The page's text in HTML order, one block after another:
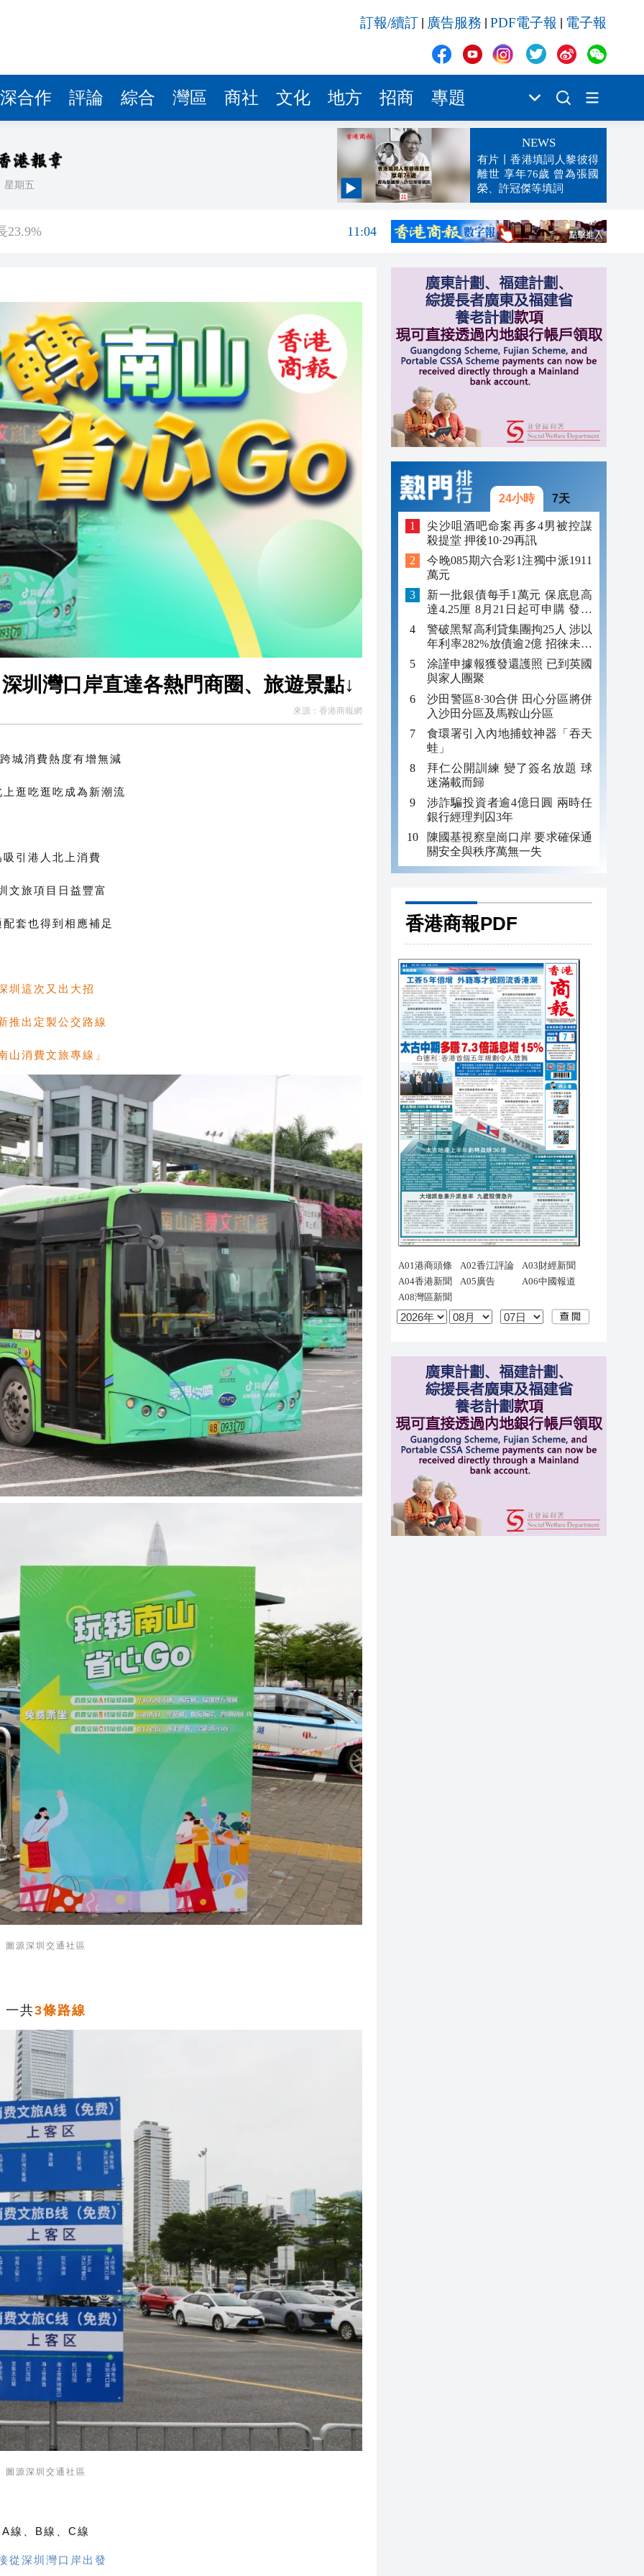
訂報/續訂 廣告服務 PDF電子報 電子報
合作 評論 綜合 灣區 商社 文化 地方 招商 專題
星期五
NEWS
有片丨香港填詞人黎彼得
離世 享年76歲 曾為張國
榮、許冠傑等填詞
支持香港成為黃金交易中心
報告公開 火災或為未熄滅煙頭引發
格塞思
遷至新大樓
可攜帶核彈頭
議加強互聯互通
圳灣口岸直達各熱門商圈、旅遊景點↓
來源： 香港商報網
城消費熱度有增無減
上逛吃逛吃成為新潮流
吸引港人北上消費
文旅項目日益豐富
配套也得到相應補足
圳這次又出大招
推出定製公交路線
山消費文旅專線」
圖源深圳交通社區
一共3條路線
圖源深圳交通社區
A線、B線、C線
從深圳灣口岸出發
24小時 7天
尖沙咀酒吧命案再多4男被控謀
殺提堂 押後10·29再訊
今晚085期六合彩1注獨中派1911
萬元
新一批銀債每手1萬元 保底息高
達4.25厘 8月21日起可申購 發行
金額最多550億
警破黑幫高利貸集團拘25人 涉以
年利率282%放債逾2億 招徠未成
年追數
涂謹申據報獲發還護照 已到英國
與家人團聚
沙田警區8·30合併 田心分區將併
入沙田分區及馬鞍山分區
食環署引入內地捕蚊神器「吞天
蛙」
拜仁公開訓練 變了簽名放題 球
迷滿載而歸
涉詐騙投資者逾4億日圓 兩時任
銀行經理判囚3年
陳國基視察皇崗口岸 要求確保通
關安全與秩序萬無一失
香港商報PDF